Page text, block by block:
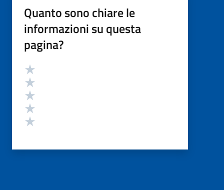
Quanto sono chiare le
informazioni su questa
pagina?
Valutazione